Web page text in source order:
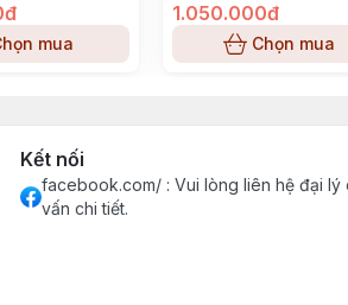
mua
1.050.000đ
Chọn mua
Kết nối
facebook.com/ : Vui lòng liên hệ đại
vấn chi tiết.